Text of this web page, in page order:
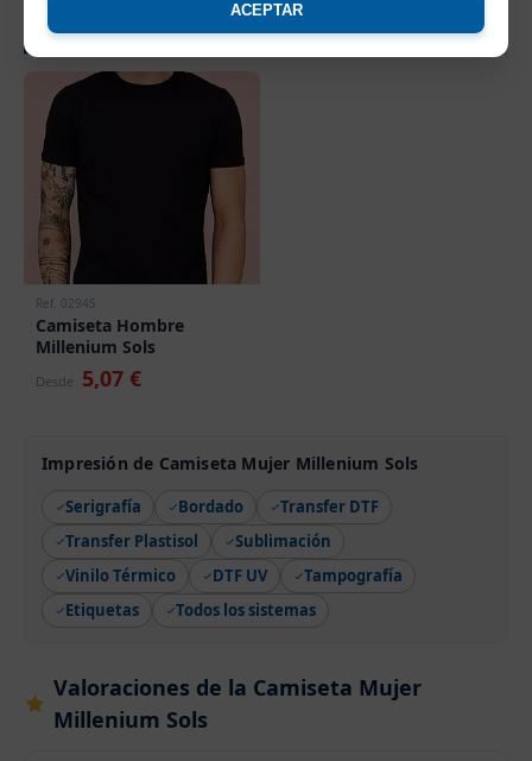
ACEPTAR
PRODUCTOS RELACIONADOS OFERTAS
Ref. 02945
Camiseta Hombre
Millenium Sols
Desde 5,07 €
Impresión de Camiseta Mujer Millenium Sols
Serigrafía Bordado
Transfer DTF
Transfer Plastisol
Sublimación
Vinilo Térmico
DTF UV
Tampografía
Etiquetas
Todos los sistemas
Valoraciones de la Camiseta Mujer
Millenium Sols